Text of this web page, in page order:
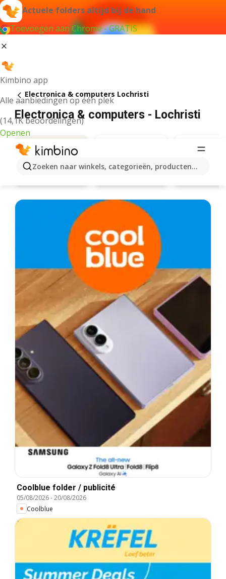
Actuele folders altijd bij de hand
Toevoegen aan Chrome - GRATIS
Kimbino app
Alle aanbiedingen op één plek
(14,1K beoordelingen)
Openen
Zoeken naar winkels, categorieën, producten...
Electronica & computers Lochristi
Electronica & computers - Lochristi
Krëfel
Coolblue folder / publicité
05/08/2026-20/08/2026
Coolblue